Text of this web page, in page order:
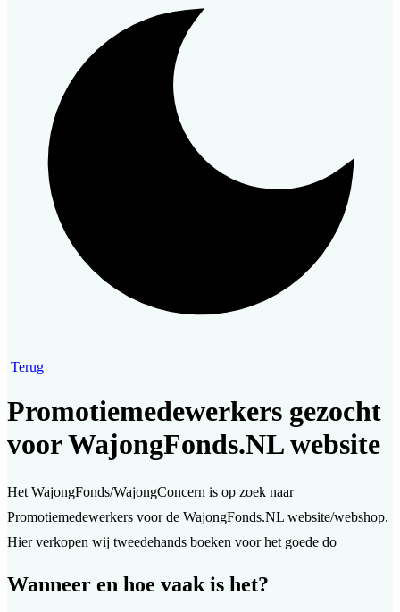
Terug
Promotiemedewerkers gezocht
voor WajongFonds.NL website
Het WajongFonds/WajongConcern is op zoek naar
Promotiemedewerkers voor de WajongFonds.NL website/webshop.
Hier verkopen wij tweedehands boeken voor het goede do
Wanneer en hoe vaak is het?